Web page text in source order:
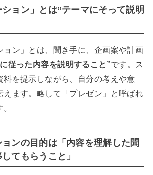
ション」とは”テーマにそって説明
ョン」とは、聞き手に、企画案や計画
従った内容を説明すること”です。ス
料を提示しながら、自分の考えや意
えます。略して「プレゼン」と呼ばれ
ンの目的は「内容を理解した聞
てもらうこと」